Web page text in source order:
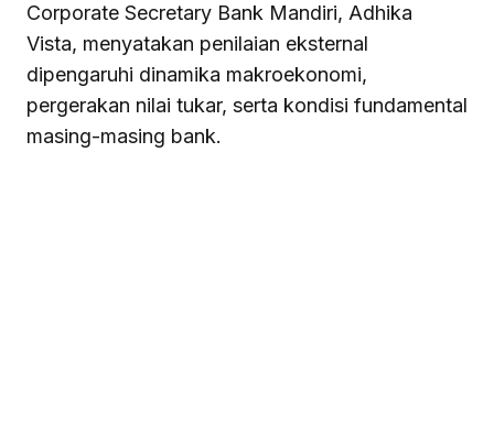
Corporate Secretary Bank Mandiri, Adhika
Vista, menyatakan penilaian eksternal
dipengaruhi dinamika makroekonomi,
pergerakan nilai tukar, serta kondisi fundamental
masing-masing bank.